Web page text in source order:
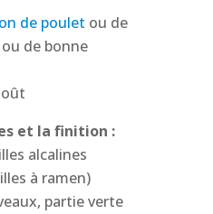
de poulet ou de
de bonne
et la finition :
alcalines
à ramen)
partie verte